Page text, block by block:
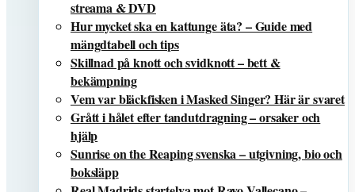
streama & DVD
Hur mycket ska en kattunge äta? – Guide med
mängdtabell och tips
Skillnad på knott och svidknott – bett &
bekämpning
Vem var bläckfisken i Masked Singer? Här är svaret
Grått i hålet efter tandutdragning – orsaker och
hjälp
Sunrise on the Reaping svenska – utgivning, bio och
boksläpp